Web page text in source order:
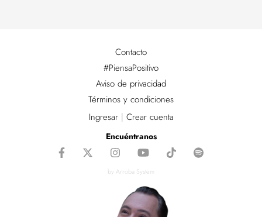
Contacto
#PiensaPositivo
Aviso de privacidad
Términos y condiciones
Ingresar| Crear cuenta
Encuéntranos
by Arroba System